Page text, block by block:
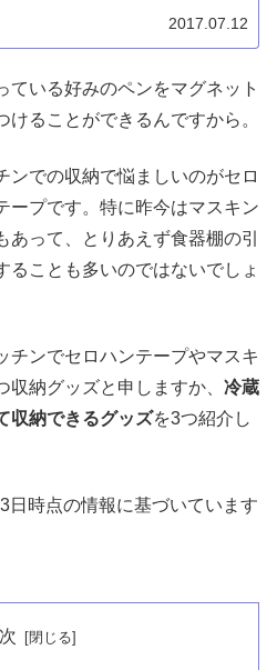
2017.07.12
ている好みのペンをマグネット
ることができるんですから。
ンでの収納で悩ましいのがセロ
ープです。特に昨今はマスキン
って、とりあえず食器棚の引
ることも多いのではないでしょ
チンでセロハンテープやマスキ
納グッズと申しますか、 冷蔵
収納できるグッズを3つ紹介し
時点の情報に基づいています